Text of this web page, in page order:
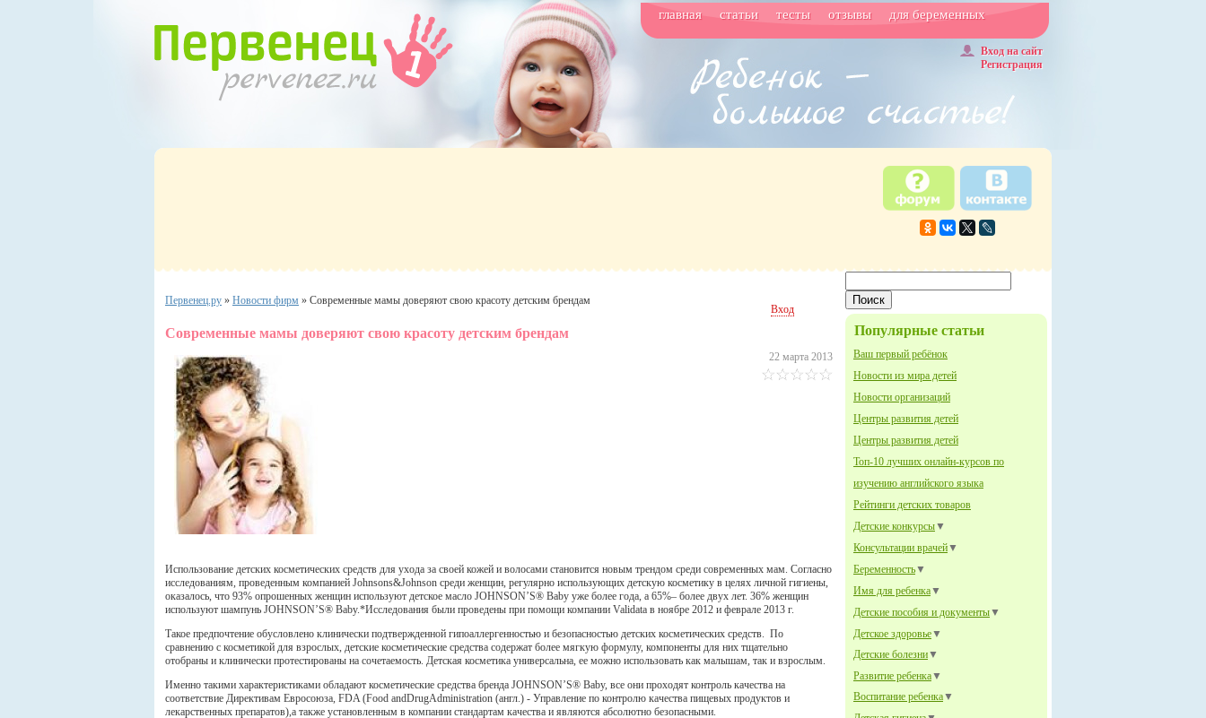
главная статьи тесты отзывы для беременных
Вход на сайт
Регистрация
Популярные статьи
Ваш первый ребёнок
Новости из мира детей
Новости организаций
Центры развития детей
Центры развития детей
Топ-10 лучших онлайн-курсов по
изучению английского языка
Рейтинги детских товаров
Детские конкурсы▼
Консультации врачей▼
Беременность▼
Имя для ребенка▼
Детские пособия и документы▼
Детское здоровье▼
Детские болезни▼
Развитие ребенка▼
Воспитание ребенка▼
Первенец.ру » Новости фирм » Современные мамы доверяют свою красоту детским брендам
Вход
Современные мамы доверяют свою красоту детским брендам
22 марта 2013
Использование детских косметических средств для ухода за своей кожей и волосами становится новым трендом среди современных мам. Согласно
исследованиям, проведенным компанией Johnsons&Johnson среди женщин, регулярно использующих детскую косметику в целях личной гигиены,
оказалось, что 93% опрошенных женщин используют детское масло JOHNSON’S® Babу уже более года, а 65%– более двух лет. 36% женщин
используют шампунь JOHNSON’S® Babу.*Исследования были проведены при помощи компании Validata в ноябре 2012 и феврале 2013 г.
Такое предпочтение обусловлено клинически подтвержденной гипоаллергенностью и безопасностью детских косметических средств. По
сравнению с косметикой для взрослых, детские косметические средства содержат более мягкую формулу, компоненты для них тщательно
отобраны и клинически протестированы на сочетаемость. Детская косметика универсальна, ее можно использовать как малышам, так и взрослым.
Именно такими характеристиками обладают косметические средства бренда JOHNSON’S® Babу, все они проходят контроль качества на
соответствие Директивам Евросоюза, FDA (Food andDrugAdministration (англ.) - Управление по контролю качества пищевых продуктов и
лекарственных препаратов),а также установленным в компании стандартам качества и являются абсолютно безопасными.